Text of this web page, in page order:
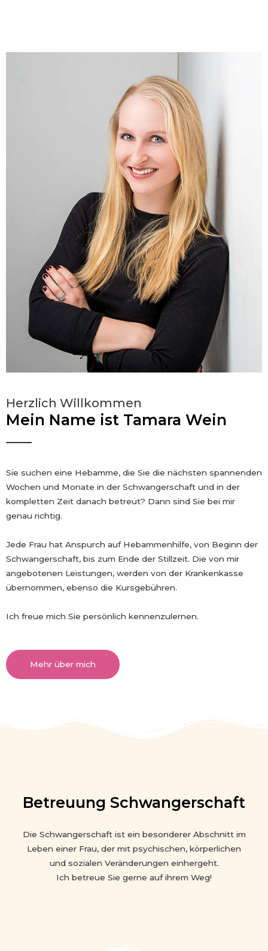
Herzlich Willkommen
Mein Name ist Tamara Wein
Sie suchen eine Hebamme, die Sie die nächsten spannenden
Wochen und Monate in der Schwangerschaft und in der
kompletten Zeit danach betreut? Dann sind Sie bei mir
genau richtig.
Jede Frau hat Anspurch auf Hebammenhilfe, von Beginn der
Schwangerschaft, bis zum Ende der Stillzeit. Die von mir
angebotenen Leistungen, werden von der Krankenkasse
übernommen, ebenso die Kursgebühren.
Ich freue mich Sie persönlich kennenzulernen.
Mehr über mich
Betreuung Schwangerschaft
Die Schwangerschaft ist ein besonderer Abschnitt im
Leben einer Frau, der mit psychischen, körperlichen
und sozialen Veränderungen einhergeht.
Ich betreue Sie gerne auf ihrem Weg!